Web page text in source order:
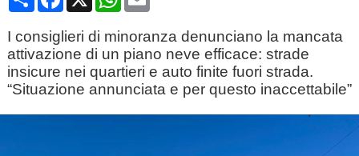
I consiglieri di minoranza denunciano la mancata
attivazione di un piano neve efficace: strade
insicure nei quartieri e auto finite fuori strada.
“Situazione annunciata e per questo inaccettabile”